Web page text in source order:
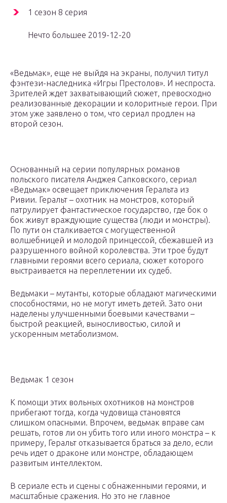
1 сезон 8 серия
Нечто большее 2019-12-20
«Ведьмак», еще не выйдя на экраны, получил титул
фэнтези-наследника «Игры Престолов». И неспроста.
Зрителей ждет захватывающий сюжет, превосходно
реализованные декорации и колоритные герои. При
этом уже заявлено о том, что сериал продлен на
второй сезон.
Основанный на серии популярных романов
польского писателя Анджея Сапковского, сериал
«Ведьмак» освещает приключения Геральта из
Ривии. Геральт – охотник на монстров, который
патрулирует фантастическое государство, где бок о
бок живут враждующие существа (люди и монстры).
По пути он сталкивается с могущественной
волшебницей и молодой принцессой, сбежавшей из
разрушенного войной королевства. Эти трое будут
главными героями всего сериала, сюжет которого
выстраивается на переплетении их судеб.
Ведьмаки – мутанты, которые обладают магическими
способностями, но не могут иметь детей. Зато они
наделены улучшенными боевыми качествами –
быстрой реакцией, выносливостью, силой и
ускоренным метаболизмом.
Ведьмак 1 сезон
К помощи этих вольных охотников на монстров
прибегают тогда, когда чудовища становятся
слишком опасными. Впрочем, ведьмак вправе сам
решать, готов ли он убить того или иного монстра – к
примеру, Геральт отказывается браться за дело, если
речь идет о драконе или монстре, обладающем
развитым интеллектом.
В сериале есть и сцены с обнаженными героями, и
масштабные сражения. Но это не главное